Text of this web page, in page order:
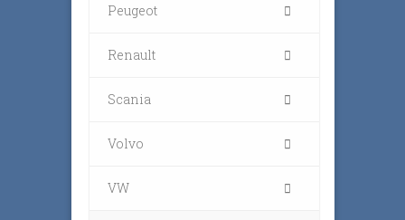
Peugeot
Renault
Scania
Volvo
VW